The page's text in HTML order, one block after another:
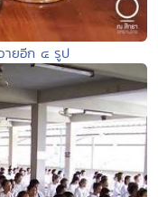
ายอีก ๔ รูป